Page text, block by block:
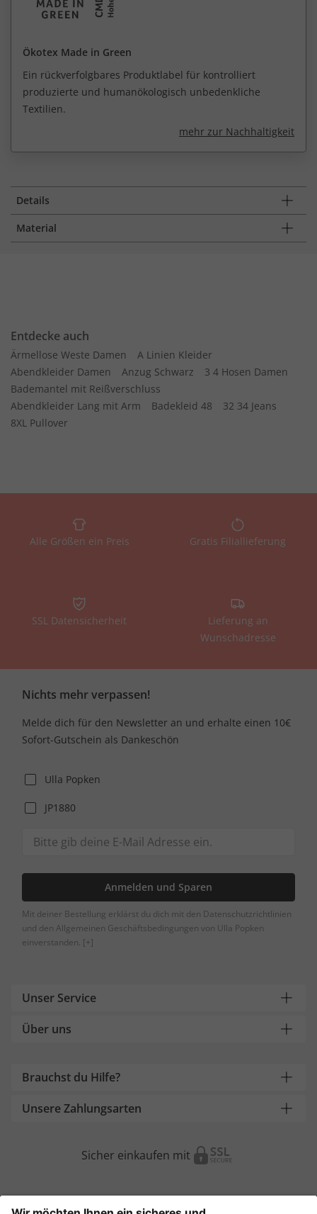
Ökotex Made in Green
Ein rückverfolgbares Produktlabel für kontrolliert
produzierte und humanökologisch unbedenkliche
Textilien.
mehr zur Nachhaltigkeit
Details
Material
Entdecke auch
Ärmellose Weste Damen
A Linien Kleider
Abendkleider Damen
Anzug Schwarz
3 4 Hosen Damen
Bademantel mit Reißverschluss
Abendkleider Lang mit Arm
Badekleid 48
32 34 Jeans
8XL Pullover
Alle Größen ein Preis Gratis Filiallieferung
SSL Datensicherheit
Lieferung an
Wunschadresse
Nichts mehr verpassen!
Melde dich für den Newsletter an und erhalte einen 10€
Sofort-Gutschein als Dankeschön
Ulla Popken
JP1880
Anmelden und Sparen
Mit deiner Bestellung erklärst du dich mit den Datenschutzrichtlinien
und den Allgemeinen Geschäftsbedingungen von Ulla Popken
einverstanden. [+]
Unser Service
Über uns
Brauchst du Hilfe?
Unsere Zahlungsarten
Sicher einkaufen mit
Weitere Onlineshops